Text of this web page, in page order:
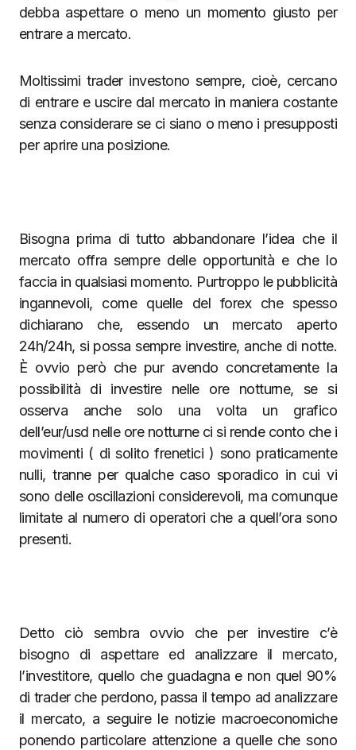
debba aspettare o meno un momento giusto per
entrare a mercato.
Moltissimi trader investono sempre, cioè, cercano
di entrare e uscire dal mercato in maniera costante
senza considerare se ci siano o meno i presupposti
per aprire una posizione.
Bisogna prima di tutto abbandonare l’idea che il
mercato offra sempre delle opportunità e che lo
faccia in qualsiasi momento. Purtroppo le pubblicità
ingannevoli, come quelle del forex che spesso
dichiarano che, essendo un mercato aperto
24h/24h, si possa sempre investire, anche di notte.
È ovvio però che pur avendo concretamente la
possibilità di investire nelle ore notturne, se si
osserva anche solo una volta un grafico
dell’eur/usd nelle ore notturne ci si rende conto che i
movimenti ( di solito frenetici ) sono praticamente
nulli, tranne per qualche caso sporadico in cui vi
sono delle oscillazioni considerevoli, ma comunque
limitate al numero di operatori che a quell’ora sono
presenti.
Detto ciò sembra ovvio che per investire c’è
bisogno di aspettare ed analizzare il mercato,
l’investitore, quello che guadagna e non quel 90%
di trader che perdono, passa il tempo ad analizzare
il mercato, a seguire le notizie macroeconomiche
ponendo particolare attenzione a quelle che sono